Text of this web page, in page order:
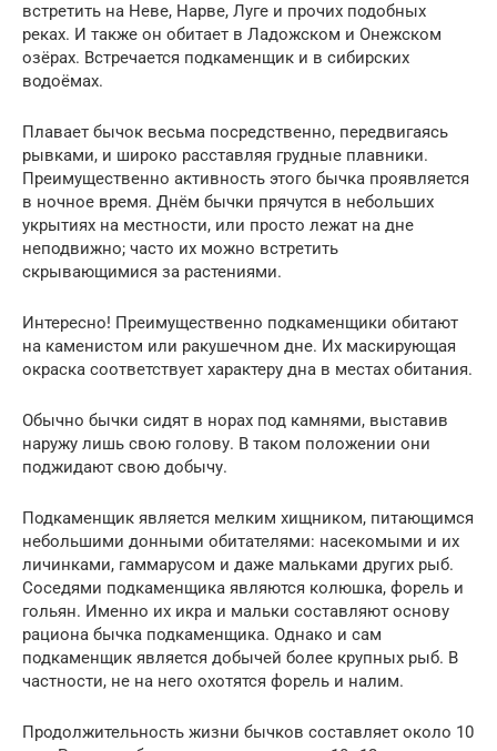
встретить на Неве, Нарве, Луге и прочих подобных
реках. И также он обитает в Ладожском и Онежском
озёрах. Встречается подкаменщик и в сибирских
водоёмах.
Плавает бычок весьма посредственно, передвигаясь
рывками, и широко расставляя грудные плавники.
Преимущественно активность этого бычка проявляется
в ночное время. Днём бычки прячутся в небольших
укрытиях на местности, или просто лежат на дне
неподвижно; часто их можно встретить
скрывающимися за растениями.
Интересно! Преимущественно подкаменщики обитают
на каменистом или ракушечном дне. Их маскирующая
окраска соответствует характеру дна в местах обитания.
Обычно бычки сидят в норах под камнями, выставив
наружу лишь свою голову. В таком положении они
поджидают свою добычу.
Подкаменщик является мелким хищником, питающимся
небольшими донными обитателями: насекомыми и их
личинками, гаммарусом и даже мальками других рыб.
Соседями подкаменщика являются колюшка, форель и
гольян. Именно их икра и мальки составляют основу
рациона бычка подкаменщика. Однако и сам
подкаменщик является добычей более крупных рыб. В
частности, не на него охотятся форель и налим.
Продолжительность жизни бычков составляет около 10